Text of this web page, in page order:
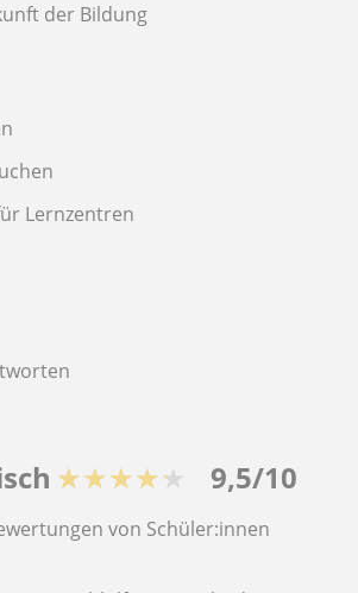
der Bildung
Lernzentren
★★★★★ 9,5/10
von Schüler:innen